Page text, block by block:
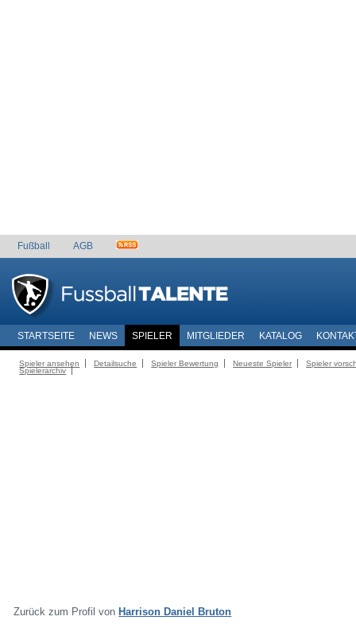
Fußball AGB
STARTSEITE NEWS SPIELER MITGLIEDER KATALOG
Spieler ansehen Detailsuche Spieler Bewertung Neueste Spieler
Spieler
Spielerarchiv
Zurück zum Profil von Harrison Daniel Bruton